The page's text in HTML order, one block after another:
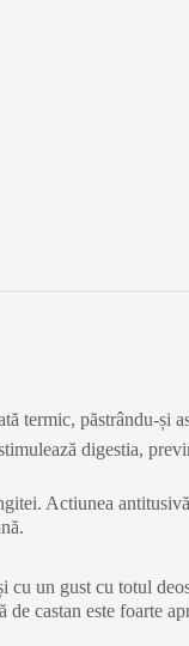
termic, păstrându-și
digestia,
Actiunea
un gust cu totul
castan este foarte